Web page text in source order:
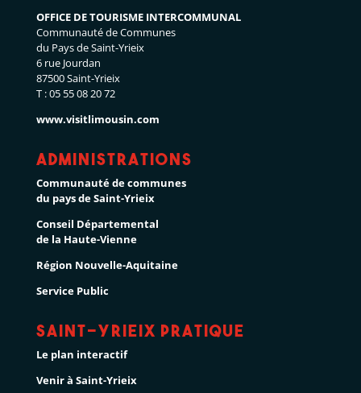
OFFICE DE TOURISME INTERCOMMUNAL
Communauté de Communes
du Pays de Saint-Yrieix
6 rue Jourdan
87500 Saint-Yrieix
T : 05 55 08 20 72
www.visitlimousin.com
Administrations
Communauté de communes
du pays de Saint-Yrieix
Conseil Départemental
de la Haute-Vienne
Région Nouvelle-Aquitaine
Service Public
Saint-Yrieix pratique
Le plan interactif
Venir à Saint-Yrieix